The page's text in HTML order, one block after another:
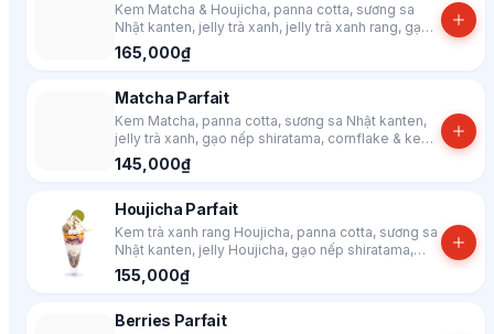
Kem Matcha & Houjicha, panna cotta, sương sa
Nhật kanten, jelly trà xanh, jelly trà xanh rang, gạo
nếp shiratama, cornflake & kem tươi hoặc yaourt
Hy Lạp
165,000₫
Matcha Parfait
Kem Matcha, panna cotta, sương sa Nhật kanten,
jelly trà xanh, gạo nếp shiratama, cornflake & kem
tươi hoặc yaourt Hy Lạp
145,000₫
Houjicha Parfait
Kem trà xanh rang Houjicha, panna cotta, sương sa
Nhật kanten, jelly Houjicha, gạo nếp shiratama,
cornflake & kem tươi hoặc yaourt Hy Lạp
155,000₫
Berries Parfait